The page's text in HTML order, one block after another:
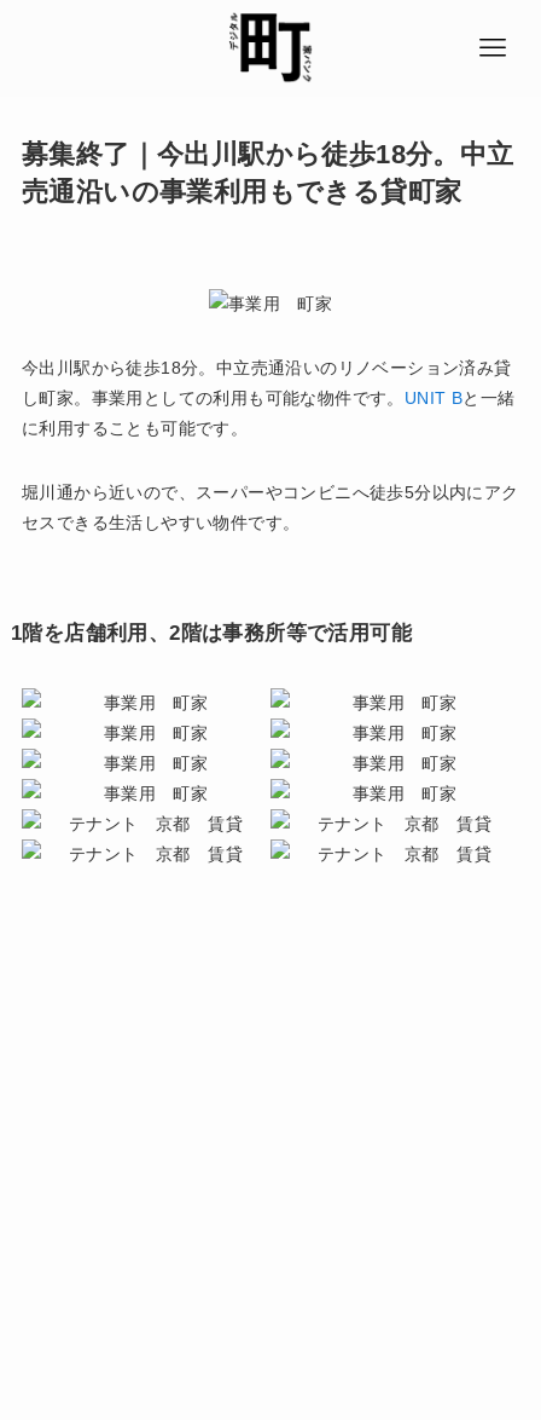
募集終了｜今出川駅から徒歩18分。中立
売通沿いの事業利用もできる貸町家
今出川駅から徒歩18分。中立売通沿いのリノベーション済み貸
し町家。事業用としての利用も可能な物件です。 UNIT Bと一緒
に利用することも可能です。
堀川通から近いので、スーパーやコンビニへ徒歩5分以内にアク
セスできる生活しやすい物件です。
1階を店舗利用、2階は事務所等で活用可能